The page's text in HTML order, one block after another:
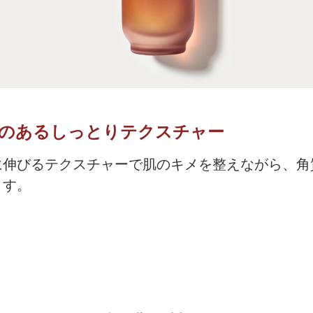
あるしっとりテクスチャー
びるテクスチャーで肌のキメを整えながら、
。